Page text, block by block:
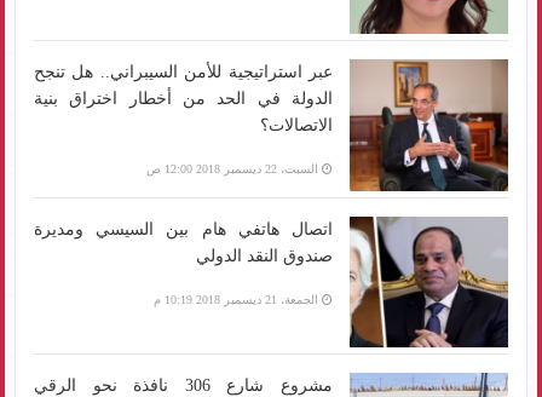
عبر استراتيجية للأمن السيبراني.. هل تنجح
الدولة في الحد من أخطار اختراق بنية
الاتصالات؟
السبت، 22 ديسمبر 2018 12:00 ص
اتصال هاتفي هام بين السيسي ومديرة
صندوق النقد الدولي
الجمعة، 21 ديسمبر 2018 10:19 م
مشروع شارع 306 نافذة نحو الرقي